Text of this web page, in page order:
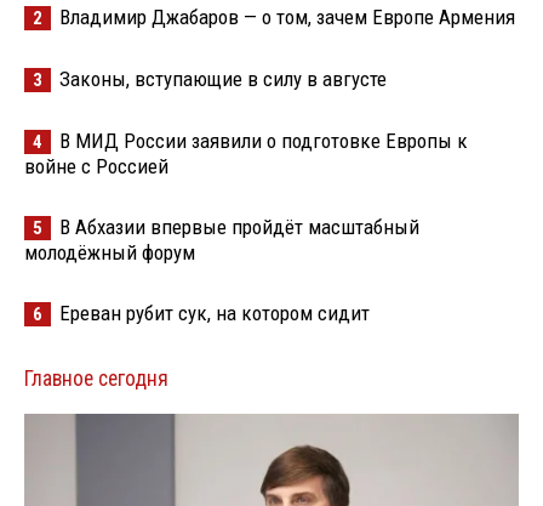
2 Владимир Джабаров — о том, зачем Европе Армения
3 Законы, вступающие в силу в августе
4
В МИД России заявили о подготовке Европы к
войне с Россией
5
В Абхазии впервые пройдёт масштабный
молодёжный форум
6 Ереван рубит сук, на котором сидит
Главное сегодня